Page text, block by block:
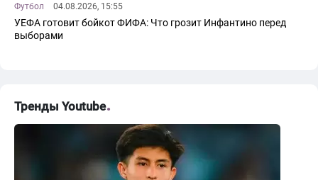
Футбол 04.08.2026, 15:55
УЕФА готовит бойкот ФИФА: Что грозит Инфантино перед
выборами
Тренды Youtube